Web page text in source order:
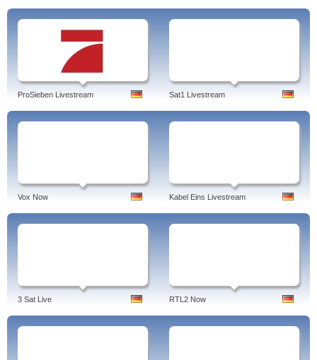
ProSieben Livestream Sat1 Livestream
Vox Now Kabel Eins Livestream
3 Sat Live RTL2 Now